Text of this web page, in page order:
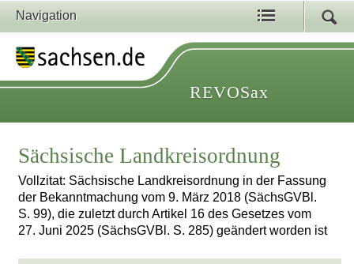
Navigation
REVOSax
Sächsische Landkreisordnung
Vollzitat: Sächsische Landkreisordnung in der Fassung
der Bekanntmachung vom 9. März 2018 (SächsGVBl.
S. 99), die zuletzt durch Artikel 16 des Gesetzes vom
27. Juni 2025 (SächsGVBl. S. 285) geändert worden ist